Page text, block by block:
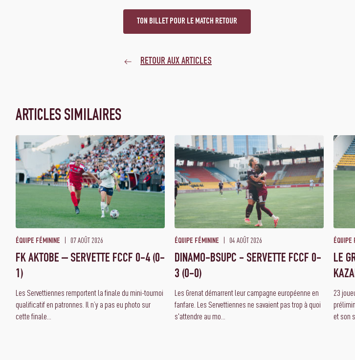
TON BILLET POUR LE MATCH RETOUR
RETOUR AUX ARTICLES
ARTICLES SIMILAIRES
ÉQUIPE FÉMININE 07 AOÛT 2026
FK AKTOBE – SERVETTE FCCF 0-4 (0-
1)
Les Servettiennes remportent la finale du mini-tournoi
qualificatif en patronnes. Il n’y a pas eu photo sur
cette finale...
ÉQUIPE FÉMININE 04 AOÛT 2026
DINAMO-BSUPC - SERVETTE FCCF 0-
3 (0-0)
Les Grenat démarrent leur campagne européenne en
fanfare. Les Servettiennes ne savaient pas trop à quoi
s'attendre au mo...
ÉQUIPE
LE
23
et son